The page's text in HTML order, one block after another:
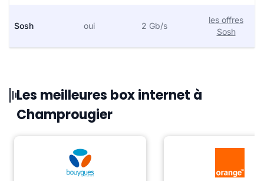
Sosh oui 2 Gb/s
les offres
Sosh
Les meilleures box internet à
Champrougier